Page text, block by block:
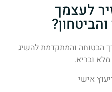
לעצמך
הבטוחה והמתקדמת להשיג
ובריא.
אישי